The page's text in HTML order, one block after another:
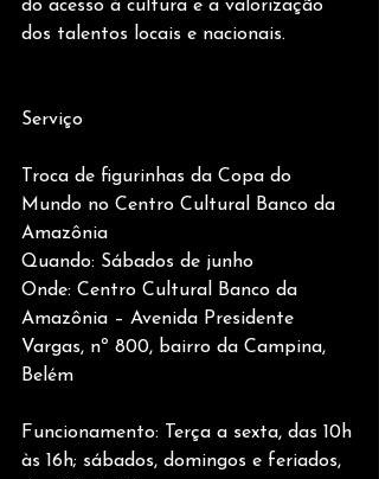
do acesso à cultura e a valorização
dos talentos locais e nacionais.
Serviço
Troca de figurinhas da Copa do
Mundo no Centro Cultural Banco da
Amazônia
Quando: Sábados de junho
Onde: Centro Cultural Banco da
Amazônia – Avenida Presidente
Vargas, nº 800, bairro da Campina,
Belém
Funcionamento: Terça a sexta, das 10h
às 16h; sábados, domingos e feriados,